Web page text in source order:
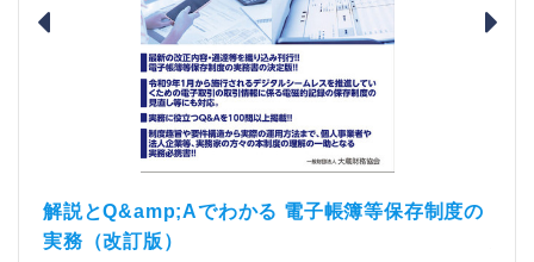
解説とQ&amp;Aでわかる 電子帳簿等保存制度の
実務（改訂版）